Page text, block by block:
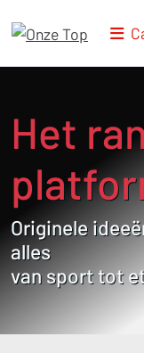
Het
Originele
alles
van sport tot